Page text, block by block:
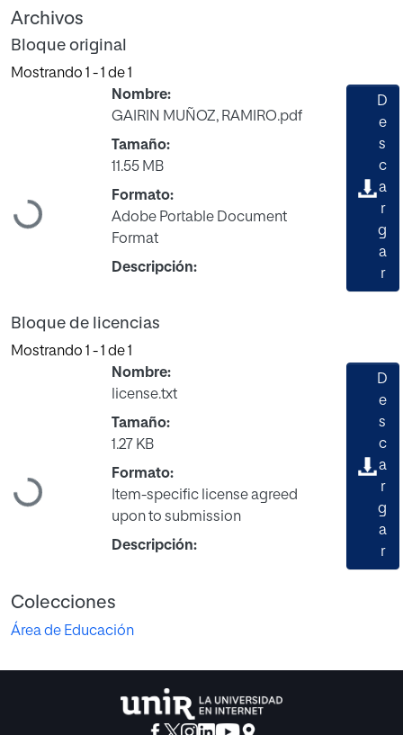
Archivos
Bloque original
Mostrando 1 - 1 de 1
Cargando...
Nombre:
GAIRIN MUÑOZ, RAMIRO.pdf
Tamaño:
11.55 MB
Formato:
Adobe Portable Document
Format
Descripción:
D
e
s
c
a
r
g
a
r
Bloque de licencias
Mostrando 1 - 1 de 1
Cargando...
Nombre:
license.txt
Tamaño:
1.27 KB
Formato:
Item-specific license agreed
upon to submission
Descripción:
D
e
s
c
a
r
g
a
r
Colecciones
Área de Educación